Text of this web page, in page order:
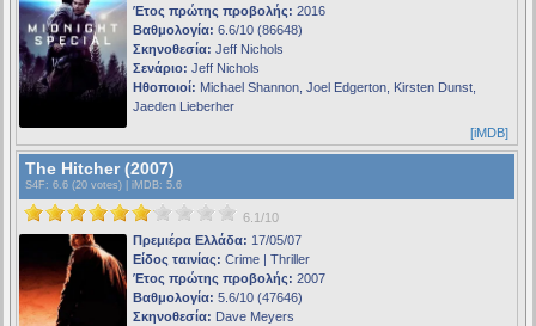
Έτος πρώτης προβολής: 2016
Βαθμολογία: 6.6/10 (86648)
Σκηνοθεσία: Jeff Nichols
Σενάριο: Jeff Nichols
Ηθοποιοί: Michael Shannon, Joel Edgerton, Kirsten Dunst,
Jaeden Lieberher
[iMDB]
The Hitcher (2007)
S4F : 6.6 (20 votes) | iMDB: 5.6
6.1/10
Πρεμιέρα Ελλάδα: 17/05/07
Είδος ταινίας: Crime | Thriller
Έτος πρώτης προβολής: 2007
Βαθμολογία: 5.6/10 (47646)
Σκηνοθεσία: Dave Meyers